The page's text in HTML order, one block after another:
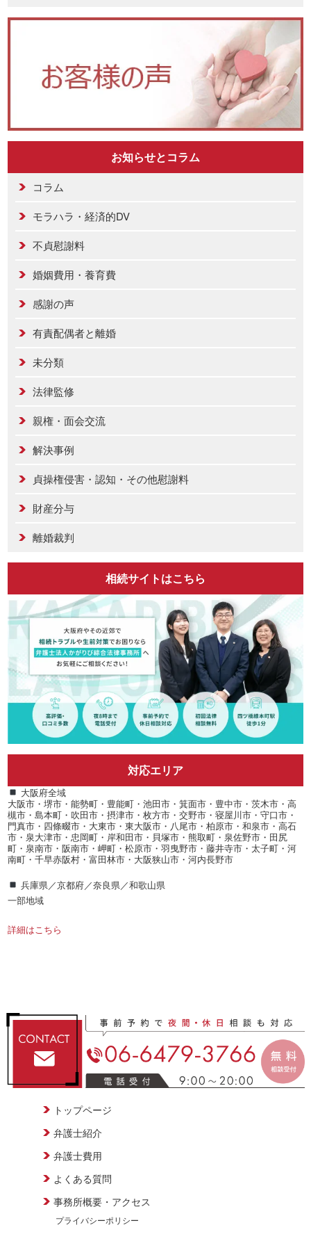
お知らせとコラム
コラム
モラハラ・経済的DV
不貞慰謝料
婚姻費用・養育費
感謝の声
有責配偶者と離婚
未分類
法律監修
親権・面会交流
解決事例
貞操権侵害・認知・その他慰謝料
財産分与
離婚裁判
相続サイトはこちら
対応エリア
大阪府全域
大阪市・堺市・能勢町・豊能町・池田市・箕面市・豊中市・茨木市・高
槻市・島本町・吹田市・摂津市・枚方市・交野市・寝屋川市・守口市・
門真市・四條畷市・大東市・東大阪市・八尾市・柏原市・和泉市・高石
市・泉大津市・忠岡町・岸和田市・貝塚市・熊取町・泉佐野市・田尻
町・泉南市・阪南市・岬町・松原市・羽曳野市・藤井寺市・太子町・河
南町・千早赤阪村・富田林市・大阪狭山市・河内長野市
兵庫県／京都府／奈良県／和歌山県
一部地域
詳細はこちら
トップページ
弁護士紹介
弁護士費用
よくある質問
事務所概要・アクセス
プライバシーポリシー